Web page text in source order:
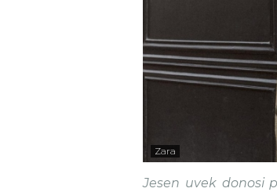
Zara
Jesen uvek donosi